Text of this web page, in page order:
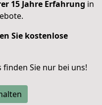
15 Jahre Erfahrung in
Sie kostenlose
finden Sie nur bei uns!